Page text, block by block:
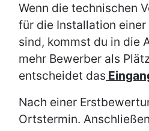
Wenn die technischen
für die Installation
sind, kommst du in die
mehr Bewerber als
entscheidet das
Nach einer
Ortstermin.